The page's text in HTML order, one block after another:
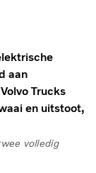
aan
Trucks
en uitstoot,
volledig